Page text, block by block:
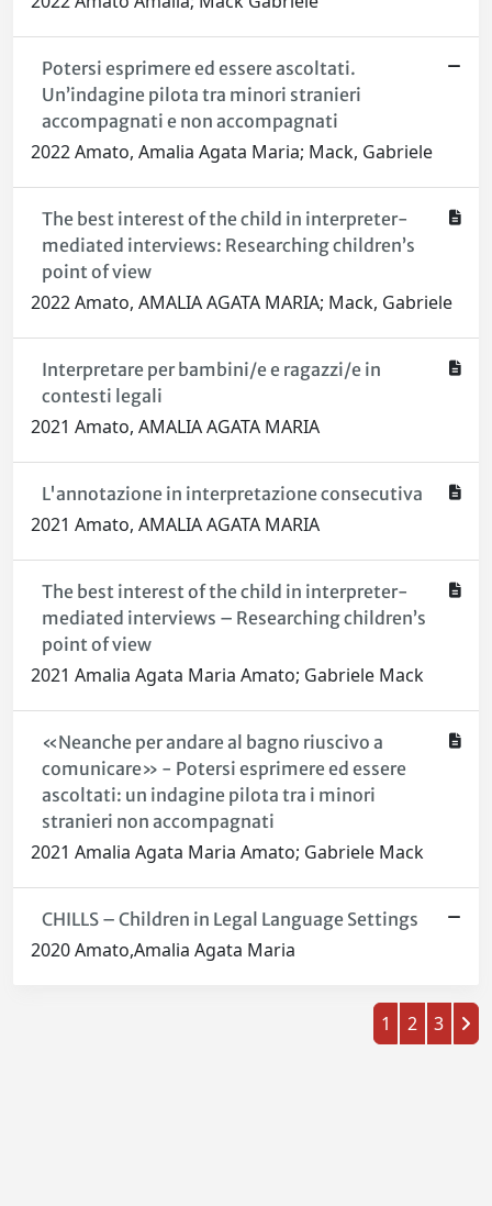
Potersi esprimere ed essere ascoltati.
Un’indagine pilota tra minori stranieri
accompagnati e non accompagnati
2022 Amato, Amalia Agata Maria; Mack, Gabriele
The best interest of the child in interpreter-
mediated interviews: Researching children’s
point of view
2022 Amato, AMALIA AGATA MARIA; Mack, Gabriele
Interpretare per bambini/e e ragazzi/e in
contesti legali
2021 Amato, AMALIA AGATA MARIA
L'annotazione in interpretazione consecutiva
2021 Amato, AMALIA AGATA MARIA
The best interest of the child in interpreter-
mediated interviews – Researching children’s
point of view
2021 Amalia Agata Maria Amato; Gabriele Mack
«Neanche per andare al bagno riuscivo a
comunicare» - Potersi esprimere ed essere
ascoltati: un indagine pilota tra i minori
stranieri non accompagnati
2021 Amalia Agata Maria Amato; Gabriele Mack
CHILLS – Children in Legal Language Settings
2020 Amato,Amalia Agata Maria
1 2 3